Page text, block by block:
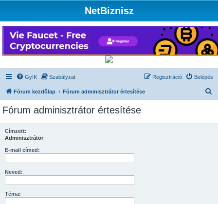
NetBiznisz
GyIK Szabályzat Belépés
Regisztráció
Fórum kezdőlap Fórum adminisztrátor értesítése
Fórum adminisztrátor értesítése
Címzett:
Adminisztrátor
E-mail címed:
Neved:
Téma: